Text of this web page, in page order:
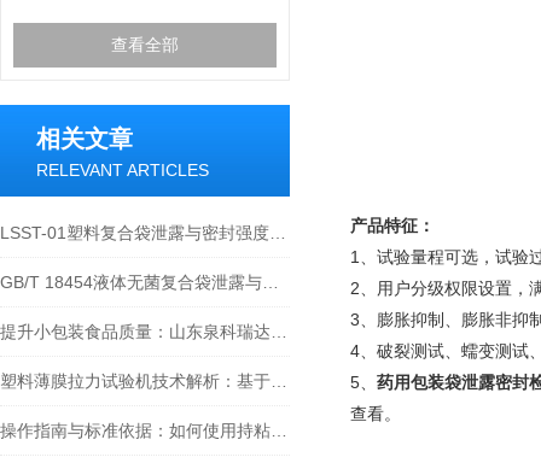
查看全部
相关文章
RELEVANT ARTICLES
产品特征：
1、试验量程可选，试验
2、用户分级权限设置，
3、膨胀抑制、膨胀非抑
4、破裂测试、蠕变测试
5、 药用包装袋泄露密封
查看。